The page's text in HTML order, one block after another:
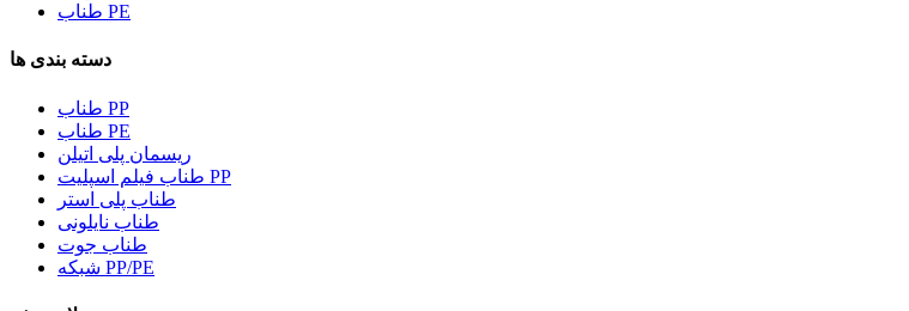
طناب PE
دسته بندی ها
طناب PP
طناب PE
ریسمان پلی اتیلن
طناب فیلم اسپلیت PP
طناب پلی استر
طناب نایلونی
طناب جوت
شبکه PP/PE